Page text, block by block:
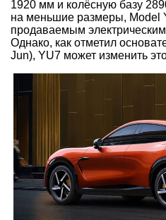
1920 мм и колёсную базу
на меньшие размеры, Model
продаваемым
Однако, как отметил
Jun), YU7 может изменить